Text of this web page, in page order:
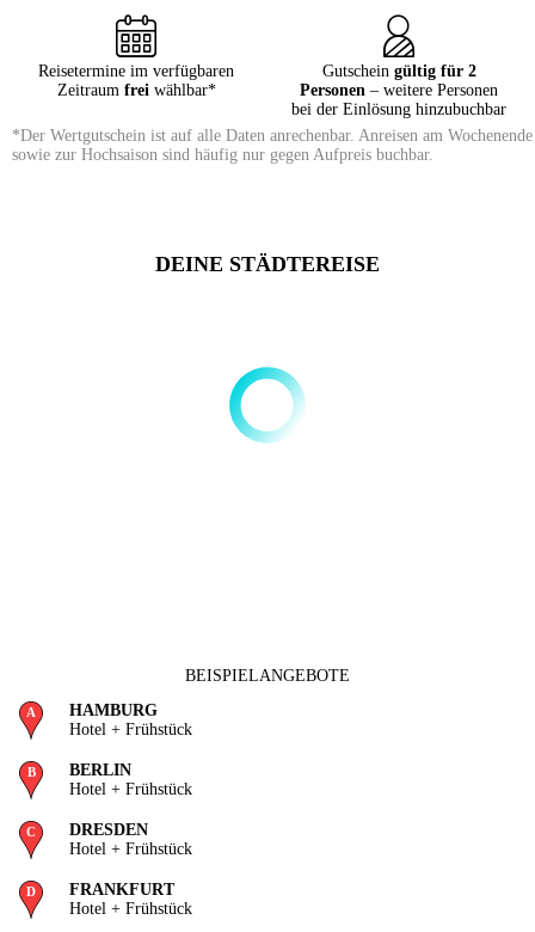
Reisetermine im verfügbaren
Zeitraum freiwählbar*
Gutschein gültig für 2
Personen – weitere Personen
bei der Einlösung hinzubuchbar
*Der Wertgutschein ist auf alle Daten anrechenbar. Anreisen am Wochenende
sowie zur Hochsaison sind häufig nur gegen Aufpreis buchbar.
DEINE STÄDTEREISE
BEISPIELANGEBOTE
HAMBURG
Hotel + Frühstück
BERLIN
Hotel + Frühstück
DRESDEN
Hotel + Frühstück
FRANKFURT
Hotel + Frühstück